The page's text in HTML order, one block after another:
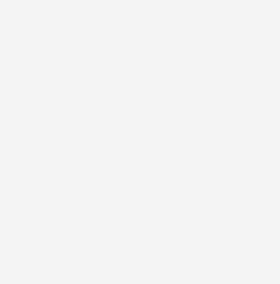
простых людях, о том,